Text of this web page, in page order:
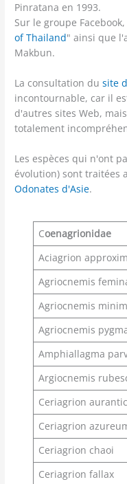
Pinratana en 1993.
Sur le groupe
of Thailand" ainsi que
Makbun.
La consultation dusite
incontournable, car il
d'autres sites Web,
totalement
Les espèces qui n'ont
évolution) sont traitées
Odonates d'Asie.
Coenagrionidae
Aciagrion
Agriocnemis
Agriocnemis
Agriocnemis
Amphiallagma
Argiocnemis
Ceriagrion
Ceriagrion
Ceriagrion chaoi
Ceriagrion fallax